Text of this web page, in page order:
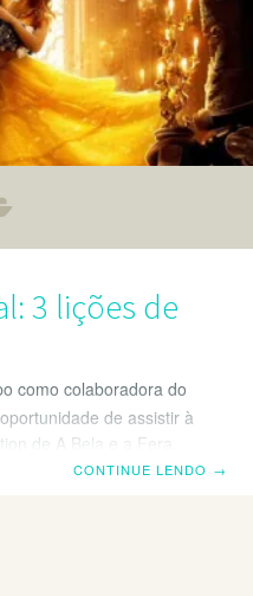
3 lições de
como colaboradora do
de assistir à
de A Bela e a Fera.
tantos exemplos de
CONTINUE LENDO →